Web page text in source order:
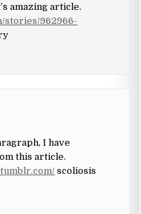
amazing article.
stories/962966-
I have
this article.
scoliosis